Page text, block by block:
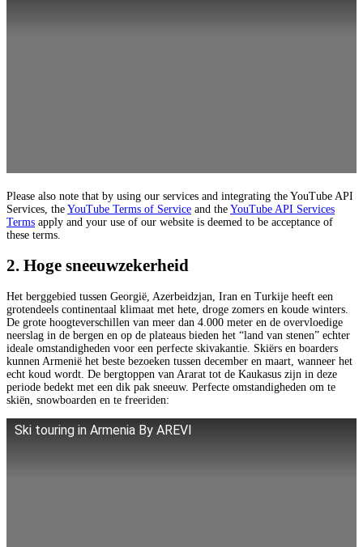
Please also note that by using our services and integrating the YouTube API
Services, the YouTube Terms of Service and the YouTube API Services
Terms apply and your use of our website is deemed to be acceptance of
these terms.
2. Hoge sneeuwzekerheid
Het berggebied tussen Georgië, Azerbeidzjan, Iran en Turkije heeft een
grotendeels continentaal klimaat met hete, droge zomers en koude winters.
De grote hoogteverschillen van meer dan 4.000 meter en de overvloedige
neerslag in de bergen en op de plateaus bieden het “land van stenen” echter
ideale omstandigheden voor een perfecte skivakantie. Skiërs en boarders
kunnen Armenië het beste bezoeken tussen december en maart, wanneer het
echt koud wordt. De bergtoppen van Ararat tot de Kaukasus zijn in deze
periode bedekt met een dik pak sneeuw. Perfecte omstandigheden om te
skiën, snowboarden en te freeriden:
Ski touring in Armenia By AREVI